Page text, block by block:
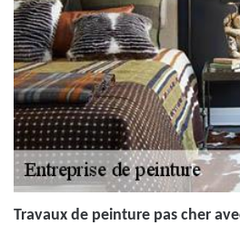
Travaux de peinture pas cher